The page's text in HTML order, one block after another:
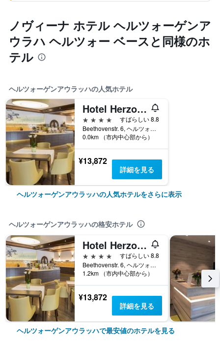
ノヴィーナ ホテル ヘルツォーゲンア
ウラハ ヘルツォー ベースと同様のホ
テル
ヘルツォーゲンアウラッハの人気ホテル
Hotel Herzogspark
4つ星
すばらしい 8.8
Beethovenstr. 6, ヘルツォーゲンアウラッハ, バイエルン, ドイツ
0.0km （市内中心部から）
¥13,872
詳細を見る
ヘルツォーゲンアウラッハの人気ホテルをさらに表示
ヘルツォーゲンアウラッハの格安ホテル
Hotel Herzogspark
4つ星
すばらしい 8.8
Beethovenstr. 6, ヘルツォーゲンアウラッハ, バイエルン, ドイツ
1.2km （市内中心部から）
¥13,872
詳細を見る
ヘルツォーゲンアウラッハで最安値のホテルを見る